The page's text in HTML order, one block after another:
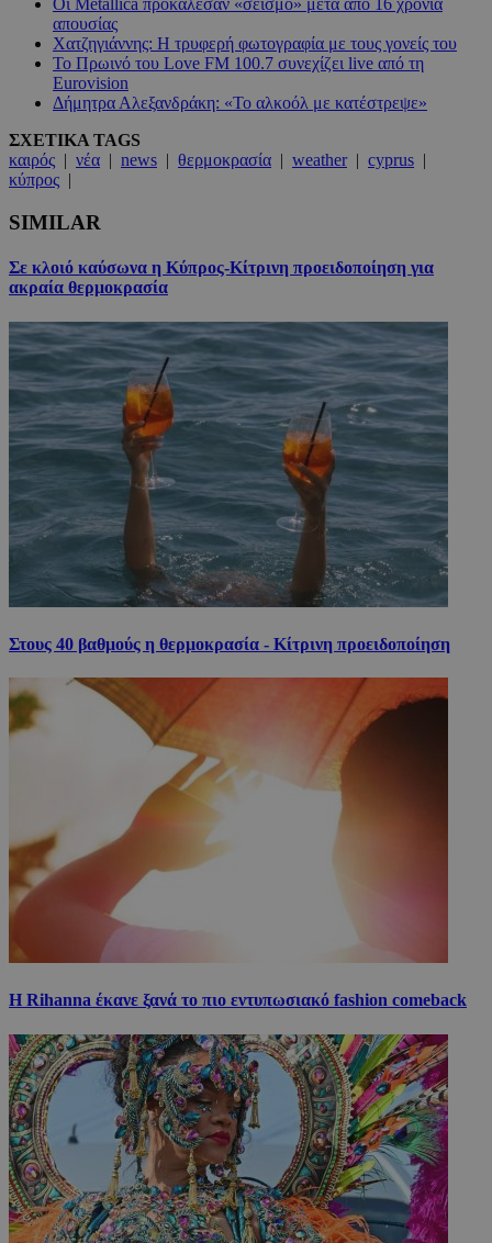
Οι Metallica προκάλεσαν «σεισμό» μετά από 16 χρόνια
απουσίας
Χατζηγιάννης: Η τρυφερή φωτογραφία με τους γονείς του
Το Πρωινό του Love FM 100.7 συνεχίζει live από τη
Eurovision
Δήμητρα Αλεξανδράκη: «Το αλκοόλ με κατέστρεψε»
ΣΧΕΤΙΚΑ TAGS
καιρός | νέα | news | θερμοκρασία | weather| cyprus |
κύπρος |
SIMILAR
Σε κλοιό καύσωνα η Κύπρος-Κίτρινη προειδοποίηση για
ακραία θερμοκρασία
Στους 40 βαθμούς η θερμοκρασία - Κίτρινη προειδοποίηση
Η Rihanna έκανε ξανά το πιο εντυπωσιακό fashion comeback